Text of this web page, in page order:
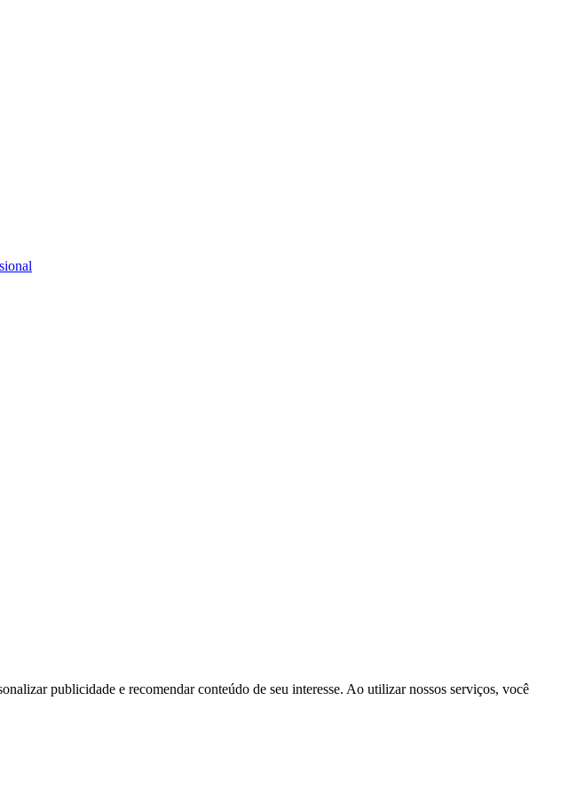
publicidade e recomendar conteúdo de seu interesse. Ao utilizar nossos serviços, você